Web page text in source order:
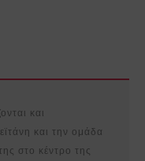
και
και την ομάδα
στο κέντρο της